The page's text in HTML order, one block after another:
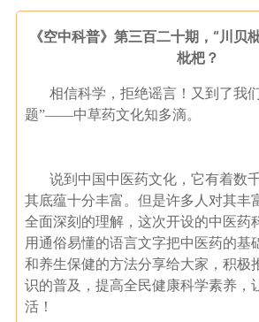
《空中科普》第三百二十期，“川贝
枇杷？
相信科学，拒绝谣言！又到了我
题”——中草药文化知多滴。
说到中国中医药文化，它有着数
其底蕴十分丰富。但是许多人对其丰
全面深刻的理解，这次开设的中医药
用通俗易懂的语言文字把中医药的基
和养生保健的方法分享给大家，积极
识的普及，提高全民健康科学素养，
活！